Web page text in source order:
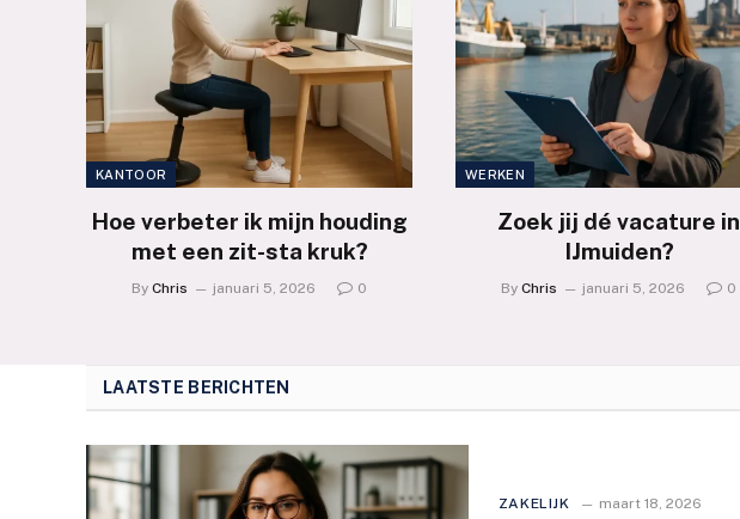
KANTOOR
Hoe verbeter ik mijn houding
met een zit-sta kruk?
By Chris januari 5, 2026 0
WERKEN
Zoek jij dé vacature in
IJmuiden?
By Chris januari 5, 2026 0
LAATSTE BERICHTEN
ZAKELIJK maart 18, 2026